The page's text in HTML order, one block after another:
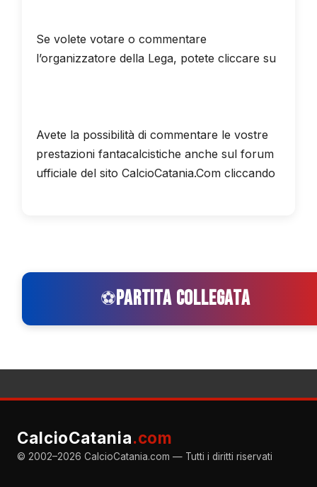
Se volete votare o commentare
l’organizzatore della Lega, potete cliccare su
Avete la possibilità di commentare le vostre
prestazioni fantacalcistiche anche sul forum
ufficiale del sito CalcioCatania.Com cliccando
⚽PARTITA COLLEGATA
CalcioCatania.com
© 2002–2026 CalcioCatania.com — Tutti i diritti riservati